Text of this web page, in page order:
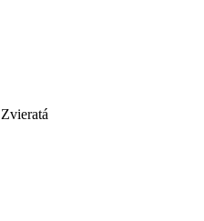
Zvieratá